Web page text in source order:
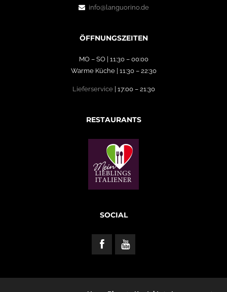
info@languorino.de
ÖFFNUNGSZEITEN
MO – SO | 11:30 – 00:00
Warme Küche | 11:30 – 22:30
Lieferservice| 17:00 – 21:30
RESTAURANTS
SOCIAL